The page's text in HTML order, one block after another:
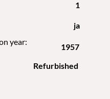
year:
1
ja
1957
Refurbished